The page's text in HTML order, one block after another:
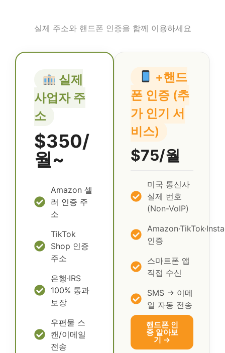
실제 주소와 핸드폰 인증을 함께 이용하세요
실제
사업자 주
소
$350/
월~
Amazon 셀
러 인증 주
소
TikTok
Shop 인증
주소
은행·IRS
100% 통과
보장
우편물 스
캔/이메일
전송
+핸드
폰 인증 (추
가 인기 서
비스)
$75/월
미국 통신사
실제 번호
(Non-VoIP)
인증
스마트폰 앱
직접 수신
SMS → 이메
일 자동 전송
핸드폰 인
증 알아보
기 →